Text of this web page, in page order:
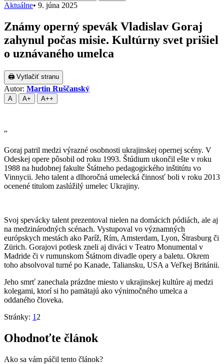
Aktuálne• 9. júna 2025
Známy operný spevák Vladislav Goraj
zahynul počas misie. Kultúrny svet prišiel
o uznávaného umelca
🖨 Vytlačiť stranu
Autor: Martin Ruščanský
A A+ A++
“
Goraj patril medzi výrazné osobnosti ukrajinskej opernej scény. V
Odeskej opere pôsobil od roku 1993. Štúdium ukončil ešte v roku
1988 na hudobnej fakulte Štátneho pedagogického inštitútu vo
Vinnycii. Jeho talent a dlhoročná umelecká činnosť boli v roku 2013
ocenené titulom zaslúžilý umelec Ukrajiny.
Svoj spevácky talent prezentoval nielen na domácich pódiách, ale aj
na medzinárodných scénach. Vystupoval vo významných
európskych mestách ako Paríž, Rím, Amsterdam, Lyon, Štrasburg či
Zürich. Gorajovi potlesk zneli aj diváci v Teatro Monumental v
Madride či v rumunskom Štátnom divadle opery a baletu. Okrem
toho absolvoval turné po Kanade, Taliansku, USA a Veľkej Británii.
Jeho smrť zanechala prázdne miesto v ukrajinskej kultúre aj medzi
kolegami, ktorí si ho pamätajú ako výnimočného umelca a
oddaného človeka.
Stránky: 1 2
Ohodnoťte článok
Ako sa vám páčil tento článok?